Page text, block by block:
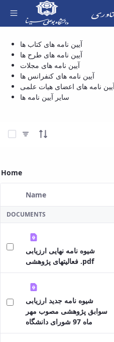
About the
Chancellery
About
Vice
Chancellor
Responsibilities
Contact
Organizational
structure
of
Research
Affairs
Head
of
the
Head
of
the
Publishing
Scientific
Journals
Research
هیات علمی - معاونت
پژوهش و فناوری
آیین نامه های کتاب ها
آیین نامه های طرح ها
آیین نامه های مجلات
آیین نامه های کنفرانس ها
نامه های اعضای هیات علمی
سایر آیین نامه ها
Select Items
Home
Selected Item
Name
DOCUMENTS
شیوه نامه نهایی ارزیابی
فعالیتهای پژوهشی .pdf
شیوه نامه جدید ارزیابی
سوابق پژوهشی مصوب مهر
ماه 97 شورای دانشگاه